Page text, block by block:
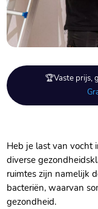
🏆Vaste prijs,
Heb je last van vocht
diverse
ruimtes zijn namelijk
bacteriën, waarvan
gezondheid.